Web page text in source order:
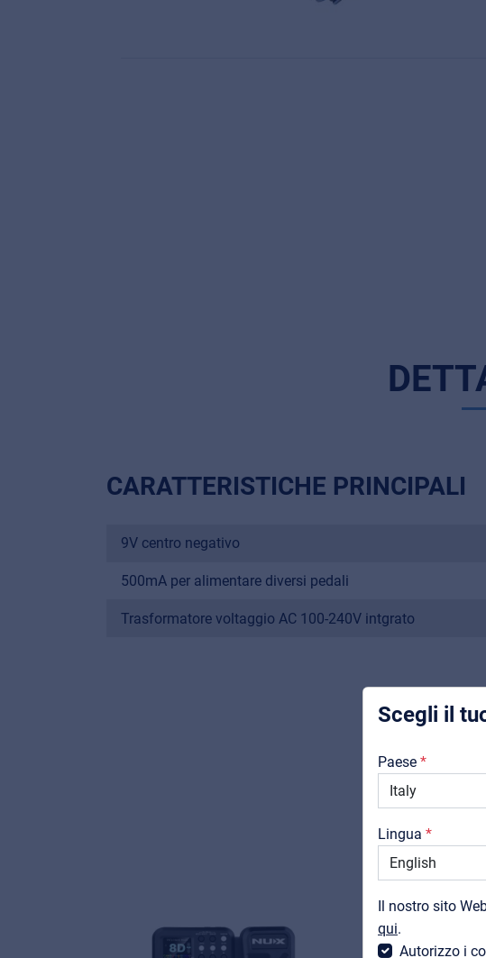
Scegli il
Paese
Lingua
Il nostro sito
qui.
Autorizzo i
CARATTERISTICHE PRINCIPALI
9V centro negativo
500mA per alimentare diversi pedali
Trasformatore voltaggio AC 100-240V intgrato